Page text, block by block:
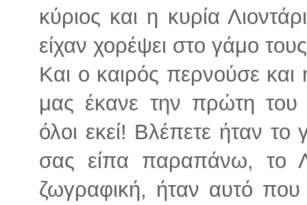
κύριος και η κυρία
είχαν χορέψει στο γάμο
Και ο καιρός περνούσε και
μας έκανε την πρώτη του
όλοι εκεί! Βλέπετε ήταν
σας είπα παραπάνω, το
ζωγραφική, ήταν αυτό